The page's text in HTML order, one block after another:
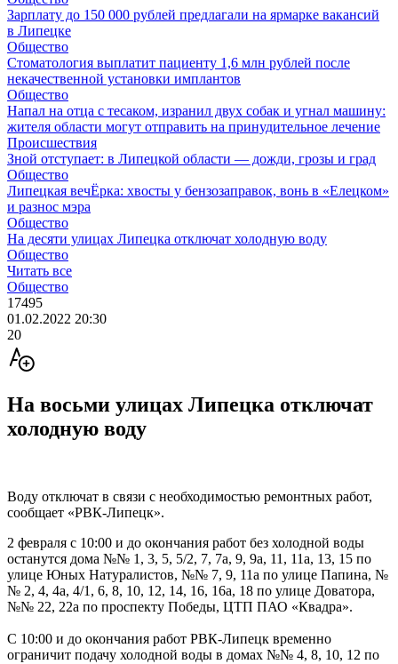
Зарплату до 150 000 рублей предлагали на ярмарке вакансий
в Липецке
Общество
Стоматология выплатит пациенту 1,6 млн рублей после
некачественной установки имплантов
Общество
Напал на отца с тесаком, изранил двух собак и угнал машину:
жителя области могут отправить на принудительное лечение
Происшествия
Зной отступает: в Липецкой области — дожди, грозы и град
Общество
Липецкая вечЁрка: хвосты у бензозаправок, вонь в «Елецком»
и разнос мэра
Общество
На десяти улицах Липецка отключат холодную воду
Общество
Читать все
Общество
17495
01.02.2022 20:30
20
На восьми улицах Липецка отключат
холодную воду
Воду отключат в связи с необходимостью ремонтных работ,
сообщает «РВК-Липецк».
2 февраля с 10:00 и до окончания работ без холодной воды
останутся дома №№ 1, 3, 5, 5/2, 7, 7а, 9, 9а, 11, 11а, 13, 15 по
улице Юных Натуралистов, №№ 7, 9, 11а по улице Папина, №
№ 2, 4, 4а, 4/1, 6, 8, 10, 12, 14, 16, 16а, 18 по улице Доватора,
№№ 22, 22а по проспекту Победы, ЦТП ПАО «Квадра».
С 10:00 и до окончания работ РВК-Липецк временно
ограничит подачу холодной воды в домах №№ 4, 8, 10, 12 по